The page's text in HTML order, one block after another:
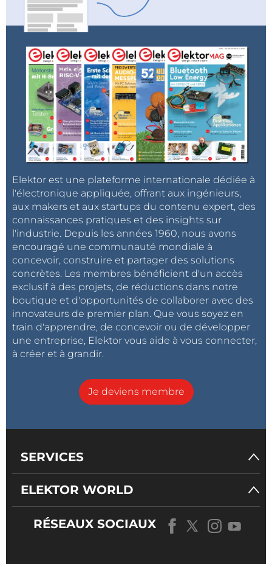
Elektor est une plateforme internationale dédiée à
l'électronique appliquée, offrant aux ingénieurs,
aux makers et aux startups du contenu expert, des
connaissances pratiques et des insights sur
l'industrie. Depuis les années 1960, nous avons
encouragé une communauté mondiale à
concevoir, construire et partager des solutions
concrètes. Les membres bénéficient d'un accès
exclusif à des projets, de réductions dans notre
boutique et d'opportunités de collaborer avec des
innovateurs de premier plan. Que vous soyez en
train d'apprendre, de concevoir ou de développer
une entreprise, Elektor vous aide à vous connecter,
à créer et à grandir.
Je deviens membre
SERVICES
ELEKTOR WORLD
RÉSEAUX SOCIAUX